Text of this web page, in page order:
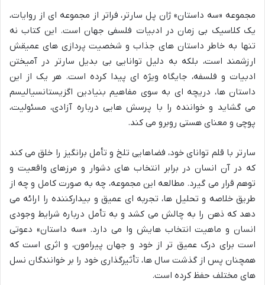
مجموعه «سه داستان» ژان پل سارتر، فراتر از مجموعه ای از روایات،
یک کلاسیک بی زمان در ادبیات فلسفی جهان است. این کتاب نه
تنها به خاطر داستان های جذاب و شخصیت پردازی های عمیقش
ارزشمند است، بلکه به دلیل توانایی بی بدیل سارتر در آمیختن
ادبیات و فلسفه، جایگاه ویژه ای پیدا کرده است. هر یک از این
داستان ها، دریچه ای به سوی مفاهیم بنیادین اگزیستانسیالیسم
می گشاید و خواننده را با پرسش هایی درباره آزادی، مسئولیت،
پوچی و معنای هستی روبرو می کند.
سارتر با قلم توانای خود، فضاهایی تلخ و تأمل برانگیز را خلق می کند
که در آن انسان در برابر انتخاب های دشوار و مرزهای واقعیت و
توهم قرار می گیرد. مطالعه این مجموعه، چه به صورت کامل و چه از
طریق خلاصه و تحلیل ها، تجربه ای عمیق و بیدارکننده را ارائه می
دهد که ذهن را به چالش می کشد و به تأمل درباره شرایط وجودی
انسان و ماهیت انتخاب هایش وا می دارد. «سه داستان» دعوتی
است برای درک عمیق تر از خود و جهان پیرامون، و اثری است که
همچنان پس از گذشت سال ها، تأثیرگذاری خود را بر خوانندگان نسل
های مختلف حفظ کرده است.